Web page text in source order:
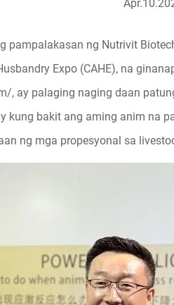
pampalakasan ng Nutrivit
Expo (CAHE), na
, ay palaging naging daan
bakit ang aming anim na
ng mga propesyonal sa